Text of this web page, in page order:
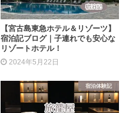
【宮古島東急ホテル＆リゾーツ】
宿泊記ブログ｜子連れでも安心な
リゾートホテル！
2024年5月22日
宿泊体験記